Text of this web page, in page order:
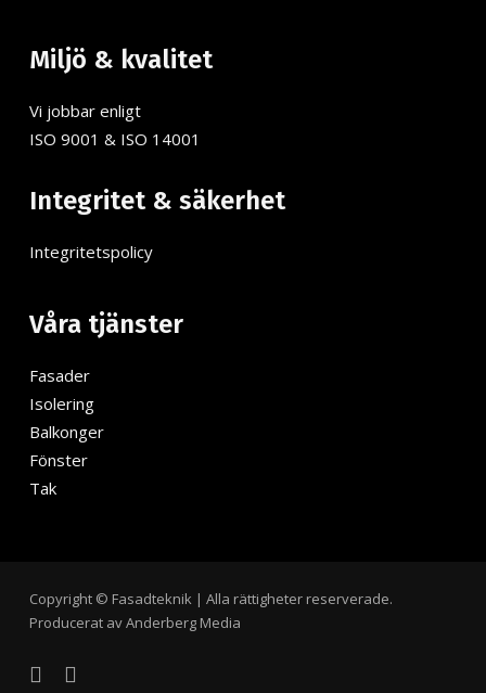
Miljö & kvalitet
Vi jobbar enligt
ISO 9001 & ISO 14001
Integritet & säkerhet
Integritetspolicy
Våra tjänster
Fasader
Isolering
Balkonger
Fönster
Tak
Copyright © Fasadteknik | Alla rättigheter reserverade.
Producerat av Anderberg Media
facebookinstagram